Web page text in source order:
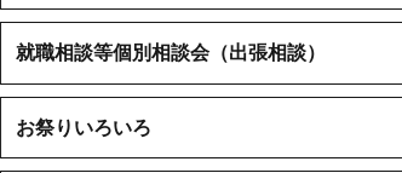
就職相談等個別相談会（出張相談）
お祭りいろいろ